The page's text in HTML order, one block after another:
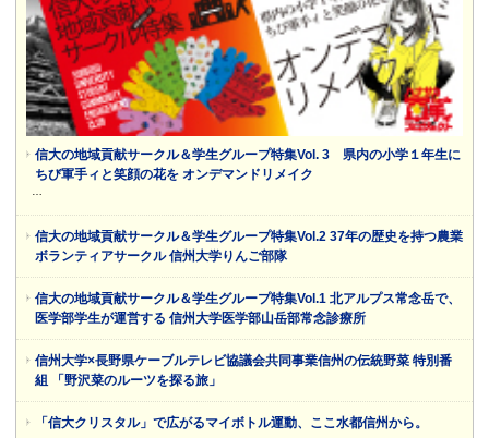
信大の地域貢献サークル＆学生グループ特集Vol. 3 県内の小学１年生に
ちび軍手ィと笑顔の花を オンデマンドリメイク
信大の地域貢献サークル＆学生グループ特集Vol.2 37年の歴史を持つ農業
ボランティアサークル 信州大学りんご部隊
信大の地域貢献サークル＆学生グループ特集Vol.1 北アルプス常念岳で、
医学部学生が運営する 信州大学医学部山岳部常念診療所
信州大学×長野県ケーブルテレビ協議会共同事業信州の伝統野菜 特別番
組 「野沢菜のルーツを探る旅」
「信大クリスタル」で広がるマイボトル運動、ここ水都信州から。